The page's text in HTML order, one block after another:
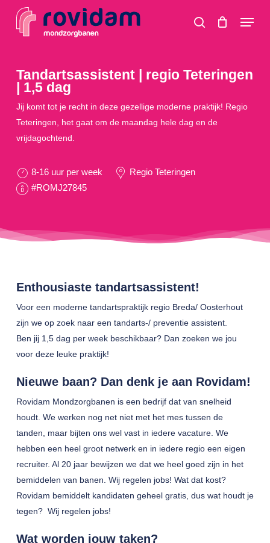
search
Menu
Tandartsassistent | regio Teteringen
| 1,5 dag
Jij komt tot je recht in deze gezellige moderne praktijk! Regio
Teteringen, het gaat om de maandag hele dag en de
vrijdagochtend.
8-16 uur per week
Regio Teteringen
#ROMJ27845
Enthousiaste tandartsassistent!
Voor een moderne tandartspraktijk regio Breda/ Oosterhout
zijn we op zoek naar een tandarts-/ preventie assistent.
Ben jij 1,5 dag per week beschikbaar? Dan zoeken we jou
voor deze leuke praktijk!
Nieuwe baan? Dan denk je aan Rovidam!
Rovidam Mondzorgbanen is een bedrijf dat van snelheid
houdt. We werken nog net niet met het mes tussen de
tanden, maar bijten ons wel vast in iedere vacature. We
hebben een heel groot netwerk en in iedere regio een eigen
recruiter. Al 20 jaar bewijzen we dat we heel goed zijn in het
bemiddelen van banen. Wij regelen jobs! Wat dat kost?
Rovidam bemiddelt kandidaten geheel gratis, dus wat houdt je
tegen? Wij regelen jobs!
Wat worden jouw taken?